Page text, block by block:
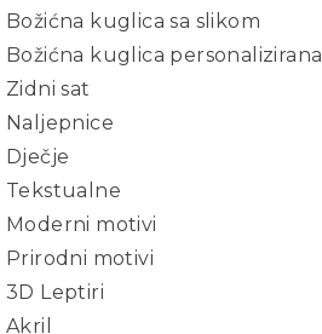
Božićna kuglica sa slikom
Božićna kuglica personalizirana
Zidni sat
Naljepnice
Dječje
Tekstualne
Moderni motivi
Prirodni motivi
3D Leptiri
Akril